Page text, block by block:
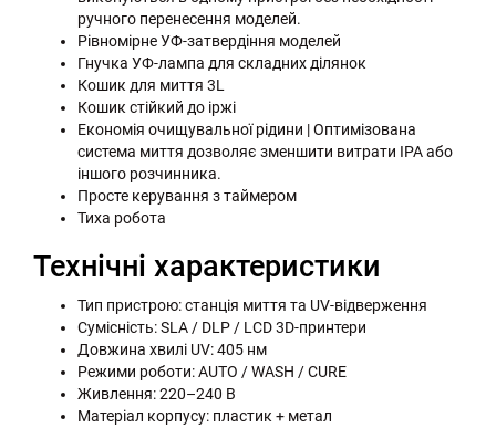
ручного перенесення моделей.
Рівномірне УФ-затвердіння моделей
Гнучка УФ-лампа для складних ділянок
Кошик для миття 3L
Кошик стійкий до іржі
Економія очищувальної рідини | Оптимізована
система миття дозволяє зменшити витрати IPA або
іншого розчинника.
Просте керування з таймером
Тиха робота
Технічні характеристики
Тип пристрою: станція миття та UV-відверження
Сумісність: SLA / DLP / LCD 3D-принтери
Довжина хвилі UV: 405 нм
Режими роботи: AUTO / WASH / CURE
Живлення: 220–240 В
Матеріал корпусу: пластик + метал